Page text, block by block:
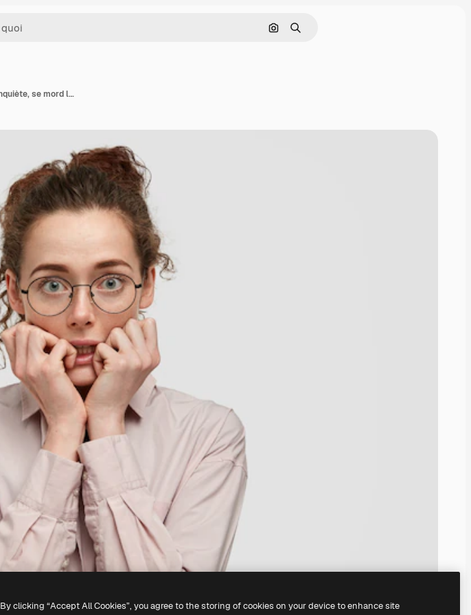
Rechercher par image
Rechercher
Malheureuse jeune femme nerveuse avec une expression inquiète, se mord les ongles, regarde directement avec anxiété, porte des lunettes, vêtue de vêtements à la mode, se tient contre un mur blanc.
By clicking “Accept All Cookies”, you agree to the storing of cookies on your device to enhance site